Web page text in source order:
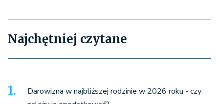
Najchętniej czytane
Darowizna w najbliższej rodzinie w 2026 roku - czy